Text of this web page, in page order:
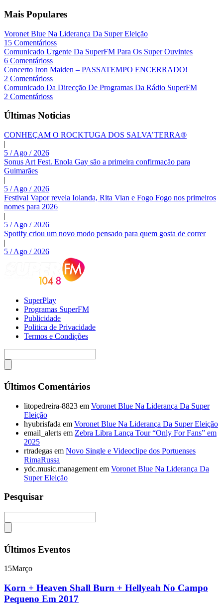
Mais Populares
Voronet Blue Na Liderança Da Super Eleição
15 Comentárioss
Comunicado Urgente Da SuperFM Para Os Super Ouvintes
6 Comentárioss
Concerto Iron Maiden – PASSATEMPO ENCERRADO!
2 Comentárioss
Comunicado Da Direcção De Programas Da Rádio SuperFM
2 Comentárioss
Últimas Noticias
CONHEÇAM O ROCKTUGA DOS SALVA’TERRA®
|
5 / Ago / 2026
Sonus Art Fest. Enola Gay são a primeira confirmação para
Guimarães
|
5 / Ago / 2026
Festival Vapor revela Iolanda, Rita Vian e Fogo Fogo nos primeiros
nomes para 2026
|
5 / Ago / 2026
Spotify criou um novo modo pensado para quem gosta de correr
|
5 / Ago / 2026
SuperPlay
Programas SuperFM
Publicidade
Politica de Privacidade
Termos e Condições
Últimos Comentários
litopedreira-8823 em Voronet Blue Na Liderança Da Super
Eleição
hyubrisfada em Voronet Blue Na Liderança Da Super Eleição
email_alerts em Zebra Libra Lança Tour “Only For Fans” em
2025
rtradegas em Novo Single e Videoclipe dos Portuenses
RimaRussa
ydc.music.management em Voronet Blue Na Liderança Da
Super Eleição
Pesquisar
Últimos Eventos
15Março
Korn + Heaven Shall Burn + Hellyeah No Campo
Pequeno Em 2017